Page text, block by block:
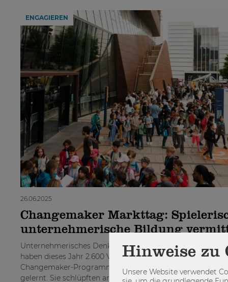
ENGAGIEREN
26.06.2025
Changemaker Markttag:
unternehmerische Bildung
Unternehmerisches Denken übt man am besten früh.
haben dieses Jahr 2.600 Volksschulkinder im Rahmen des
Changemaker-Programms an der Wirtschaftsuniversität
gelernt. Sie schlüpften an insgesamt drei Markttagen in
Hinweise zu
Unsere Website verwendet